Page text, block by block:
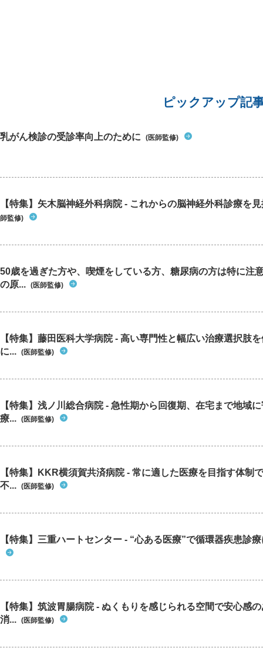
ピックアップ記
乳がん検診の受診率向上のために (医師監修)
【特集】矢木脳神経外科病院 - これからの脳神経外科診療を
師監修)
50歳を過ぎた方や、喫煙をしている方、糖尿病の方は特に注
の原... (医師監修)
【特集】藤田医科大学病院 - 高い専門性と幅広い治療選択肢
に... (医師監修)
【特集】浅ノ川総合病院 - 急性期から回復期、在宅まで地域
療... (医師監修)
【特集】KKR横須賀共済病院 - 常に適した医療を目指す体制
不... (医師監修)
【特集】三重ハートセンター - “心ある医療”で循環器疾患診
【特集】筑波胃腸病院 - ぬくもりを感じられる空間で安心感
消... (医師監修)